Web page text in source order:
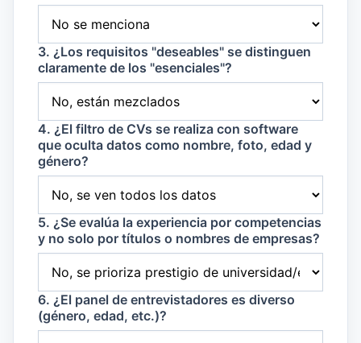
3. ¿Los requisitos "deseables" se distinguen
claramente de los "esenciales"?
4. ¿El filtro de CVs se realiza con software
que oculta datos como nombre, foto, edad y
género?
5. ¿Se evalúa la experiencia por competencias
y no solo por títulos o nombres de empresas?
6. ¿El panel de entrevistadores es diverso
(género, edad, etc.)?